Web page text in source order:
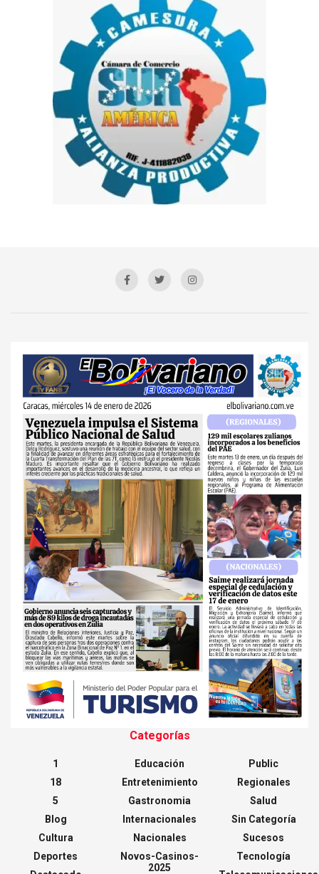
Categorías
1
18
5
Blog
Cultura
Deportes
Educación
Entretenimiento
Gastronomia
Internacionales
Nacionales
Novos-Casinos-
2025
Public
Regionales
Salud
Sin Categoría
Sucesos
Tecnología